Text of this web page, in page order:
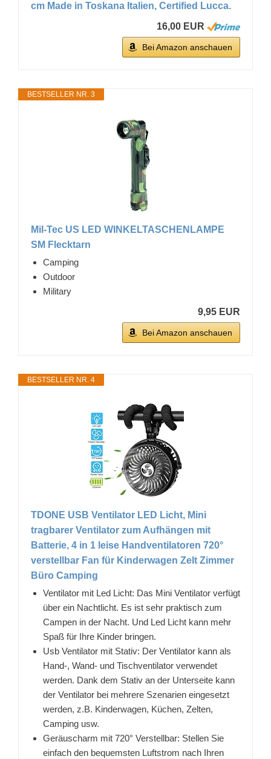
cm Made in Toskana Italien, Certified Lucca.
16,00 EUR
Bei Amazon anschauen
BESTSELLER NR. 3
Mil-Tec US LED WINKELTASCHENLAMPE
SM Flecktarn
Camping
Outdoor
Military
9,95 EUR
Bei Amazon anschauen
BESTSELLER NR. 4
TDONE USB Ventilator LED Licht, Mini
tragbarer Ventilator zum Aufhängen mit
Batterie, 4 in 1 leise Handventilatoren 720°
verstellbar Fan für Kinderwagen Zelt Zimmer
Büro Camping
Ventilator mit Led Licht: Das Mini Ventilator verfügt
über ein Nachtlicht. Es ist sehr praktisch zum
Campen in der Nacht. Und Led Licht kann mehr
Spaß für Ihre Kinder bringen.
Usb Ventilator mit Stativ: Der Ventilator kann als
Hand-, Wand- und Tischventilator verwendet
werden. Dank dem Stativ an der Unterseite kann
der Ventilator bei mehrere Szenarien eingesetzt
werden, z.B. Kinderwagen, Küchen, Zelten,
Camping usw.
Geräuscharm mit 720° Verstellbar: Stellen Sie
einfach den bequemsten Luftstrom nach Ihren